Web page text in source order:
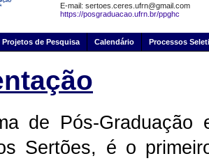
E-mail: sertoes.ceres.ufrn@gmail.com
https://posgraduacao.ufrn.br/ppghc
Projetos de Pesquisa Calendário Processos
de Pós-
Sertões, é o